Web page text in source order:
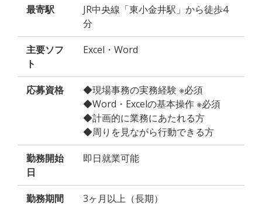
最寄駅
JR中央線「東小金井駅」から徒歩4
分
主要ソフ
ト
Excel・Word
応募資格
◆現場事務の実務経験 ※必須
◆Word・Excelの基本操作 ※必須
◆計画的に業務にあたれる方
◆周りを見ながら行動できる方
勤務開始
日
即日就業可能
勤務期間 3ヶ月以上（長期）